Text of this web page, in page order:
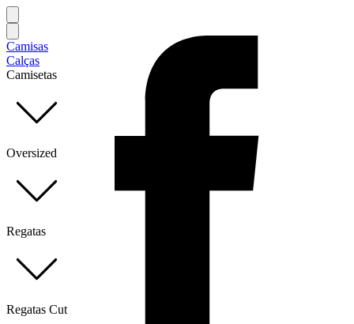
Camisas
Calças
Camisetas
Oversized
Regatas
Regatas Cut